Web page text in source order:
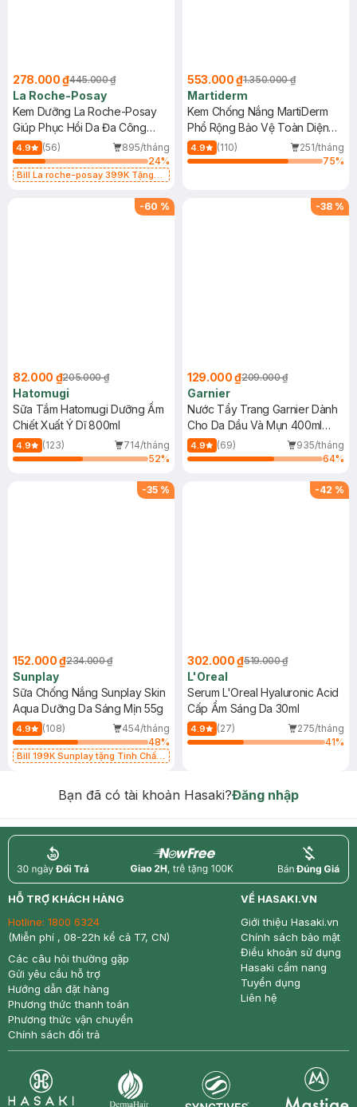
278.000 ₫445.000 ₫
La Roche-Posay
Kem Dưỡng La Roche-Posay
Giúp Phục Hồi Da Đa Công
Dụng 40ml
4.9 (56)
895/tháng
24%
Bill La roche-posay 399K Tặng
553.000 ₫1.350.000 ₫
Martiderm
Kem Chống Nắng MartiDerm
Phổ Rộng Bảo Vệ Toàn Diện
40ml
4.9 (110)
251/tháng
75%
-60 %
82.000 ₫205.000 ₫
Hatomugi
Sữa Tắm Hatomugi Dưỡng Ẩm
Chiết Xuất Ý Dĩ 800ml
4.9 (123)
714/tháng
52%
-38 %
129.000 ₫209.000 ₫
Garnier
Nước Tẩy Trang Garnier Dành
Cho Da Dầu Và Mụn 400ml
(Mới)
4.9 (69)
935/tháng
64%
-35 %
152.000 ₫234.000 ₫
Sunplay
Sữa Chống Nắng Sunplay Skin
Aqua Dưỡng Da Sáng Mịn 55g
4.9 (108)
454/tháng
48%
Bill 199K Sunplay tặng Tinh Chất
-42 %
302.000 ₫519.000 ₫
L'Oreal
Serum L'Oreal Hyaluronic Acid
Cấp Ẩm Sáng Da 30ml
4.9 (27)
275/tháng
41%
Bạn đã có tài khoản Hasaki?Đăng nhập
return nowfree price
HỖ TRỢ KHÁCH HÀNG
Hotline: 1800 6324
(Miễn phí , 08-22h kể cả T7, CN)
Các câu hỏi thường gặp
Gửi yêu cầu hỗ trợ
Hướng dẫn đặt hàng
Phương thức thanh toán
Phương thức vận chuyển
Chính sách đổi trả
VỀ HASAKI.VN
Giới thiệu Hasaki.vn
Chính sách bảo mật
Điều khoản sử dụng
Hasaki cẩm nang
Tuyển dụng
Liên hệ